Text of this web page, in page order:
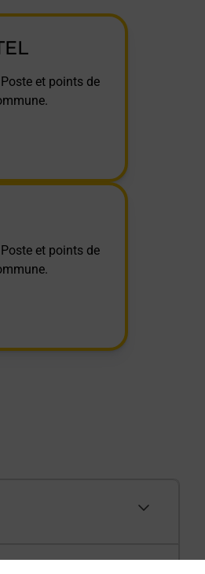
et points de
et points de